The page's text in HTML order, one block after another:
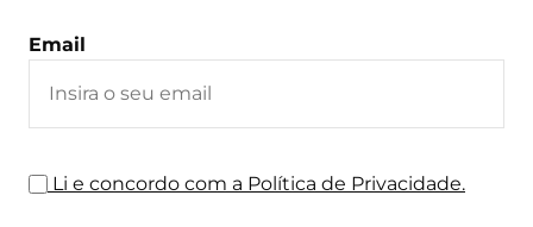
Email
Li e concordo com a Política de Privacidade.